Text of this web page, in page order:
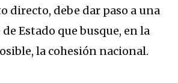
directo, debe dar paso a una
Estado que busque, en la
la cohesión nacional.